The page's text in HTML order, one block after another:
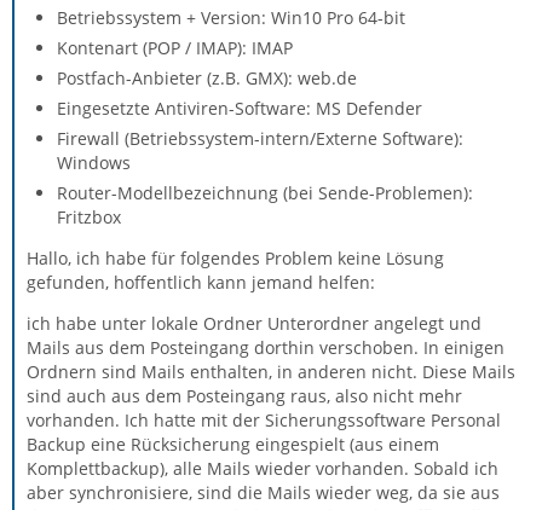
Betriebssystem + Version: Win10 Pro 64-bit
Kontenart (POP / IMAP): IMAP
Postfach-Anbieter (z.B. GMX): web.de
Eingesetzte Antiviren-Software: MS Defender
Firewall (Betriebssystem-intern/Externe Software):
Windows
Router-Modellbezeichnung (bei Sende-Problemen):
Fritzbox
Hallo, ich habe für folgendes Problem keine Lösung
gefunden, hoffentlich kann jemand helfen:
ich habe unter lokale Ordner Unterordner angelegt und
Mails aus dem Posteingang dorthin verschoben. In einigen
Ordnern sind Mails enthalten, in anderen nicht. Diese Mails
sind auch aus dem Posteingang raus, also nicht mehr
vorhanden. Ich hatte mit der Sicherungssoftware Personal
Backup eine Rücksicherung eingespielt (aus einem
Komplettbackup), alle Mails wieder vorhanden. Sobald ich
aber synchronisiere, sind die Mails wieder weg, da sie aus